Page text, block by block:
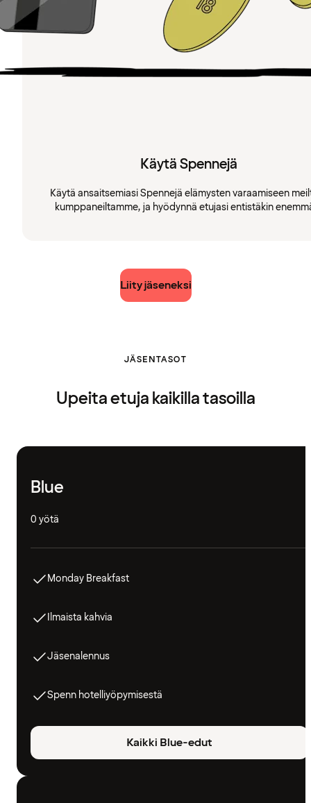
Käytä Spennejä
Käytä ansaitsemiasi Spennejä elämysten varaamiseen
kumppaneiltamme, ja hyödynnä etujasi entistäkin
Liity jäseneksi
JÄSENTASOT
Upeita etuja kaikilla tasoilla
Blue
0 yötä
Monday Breakfast
Ilmaista kahvia
Jäsenalennus
Spenn hotelliyöpymisestä
Kaikki Blue-edut